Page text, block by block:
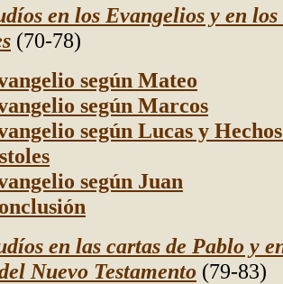
en los Evangelios y en
(70-78)
según Mateo
según Marcos
según Lucas y
según Juan
en las cartas de Pablo y
Nuevo Testamento (79-83)